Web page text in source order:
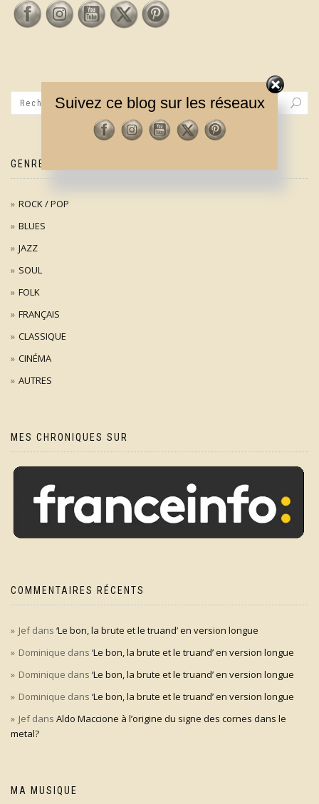
GENRES MUSICAUX
ROCK / POP
BLUES
JAZZ
SOUL
FOLK
FRANÇAIS
CLASSIQUE
CINÉMA
AUTRES
MES CHRONIQUES SUR
COMMENTAIRES RÉCENTS
Jefdans ‘Le bon, la brute et le truand’ en version longue
Dominique dans ‘Le bon, la brute et le truand’ en version longue
Dominique dans ‘Le bon, la brute et le truand’ en version longue
Dominique dans ‘Le bon, la brute et le truand’ en version longue
Jefdans Aldo Maccione à l’origine du signe des cornes dans le
metal?
MA MUSIQUE
Suivez ce blog sur les réseaux